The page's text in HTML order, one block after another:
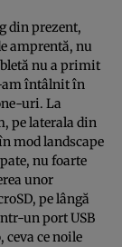
din prezent,
amprentă, nu
nu a primit
am întâlnit în
uri. La
pe laterala din
mod landscape
nu foarte
unor
pe lângă
un port USB
ceva ce noile